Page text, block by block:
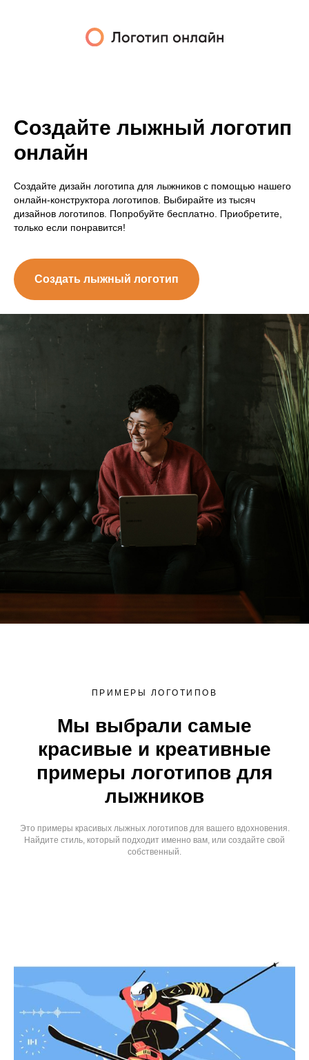
Создайте лыжный логотип
онлайн
Создайте дизайн логотипа для лыжников с помощью нашего
онлайн-конструктора логотипов. Выбирайте из тысяч
дизайнов логотипов. Попробуйте бесплатно. Приобретите,
только если понравится!
Создать лыжный логотип
ПРИМЕРЫ ЛОГОТИПОВ
Мы выбрали самые
красивые и креативные
примеры логотипов для
лыжников
Это примеры красивых лыжных логотипов для вашего вдохновения.
Найдите стиль, который подходит именно вам, или создайте свой
собственный.